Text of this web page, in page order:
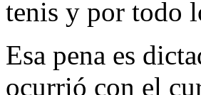
tenis y por todo
Esa pena es
ocurrió con el